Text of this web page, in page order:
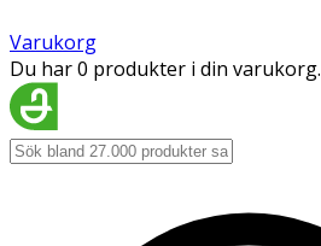
Varukorg
Du har 0 produkter i din varukorg.